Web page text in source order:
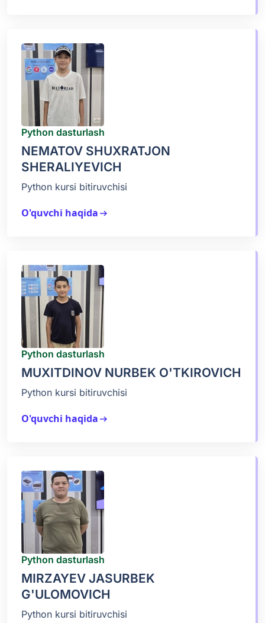
Python dasturlash
NEMATOV SHUXRATJON
SHERALIYEVICH
Python kursi bitiruvchisi
O'quvchi haqidaarrow_right_alt
Python dasturlash
MUXITDINOV NURBEK O'TKIROVICH
Python kursi bitiruvchisi
O'quvchi haqidaarrow_right_alt
Python dasturlash
MIRZAYEV JASURBEK
G'ULOMOVICH
Python kursi bitiruvchisi